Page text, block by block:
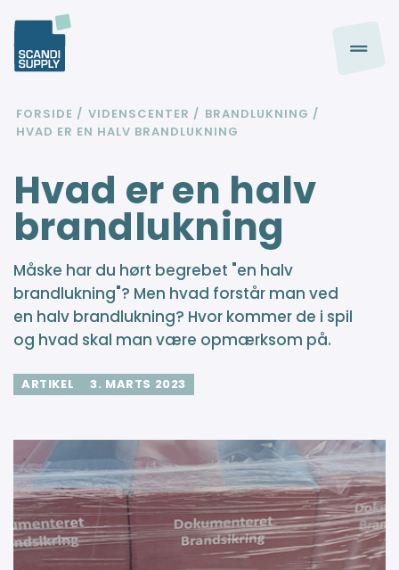
FORSIDE VIDENSCENTER
BRANDLUKNING
HVAD ER EN HALV BRANDLUKNING
Hvad er en halv
brandlukning
Måske har du hørt begrebet "en halv
brandlukning"? Men hvad forstår man ved
en halv brandlukning? Hvor kommer de i spil
og hvad skal man være opmærksom på.
ARTIKEL 3. MARTS 2023